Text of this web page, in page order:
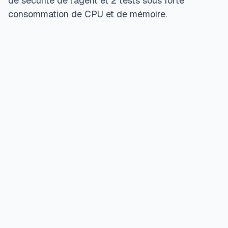
consommation de CPU et de mémoire.